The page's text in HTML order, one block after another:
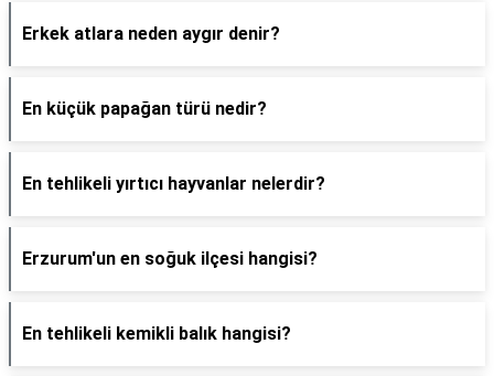
Erkek atlara neden aygır denir?
En küçük papağan türü nedir?
En tehlikeli yırtıcı hayvanlar nelerdir?
Erzurum'un en soğuk ilçesi hangisi?
En tehlikeli kemikli balık hangisi?